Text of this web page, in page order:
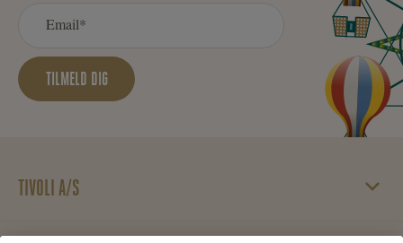
TILMELD DIG
TIVOLI A/S